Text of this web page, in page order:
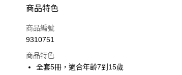
付款方式
信用卡一次付款
Apple Pay
商品特色
商品編號
9310751
商品特色
全套5冊，適合年齡7到15歲